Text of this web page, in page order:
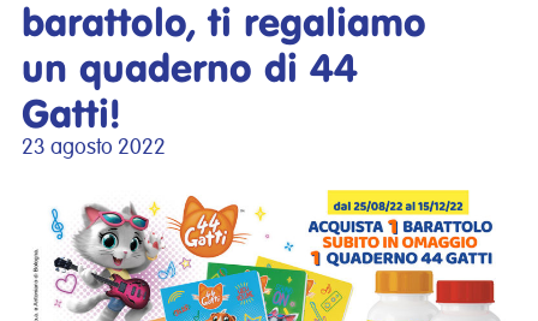
barattolo, ti regaliamo
un quaderno di 44
Gatti!
23 agosto 2022